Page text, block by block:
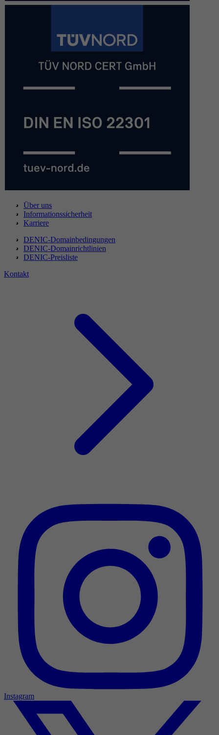
Über uns
Informationssicherheit
Karriere
DENIC-Domainbedingungen
DENIC-Domainrichtlinien
DENIC-Preisliste
Kontakt
Instagram